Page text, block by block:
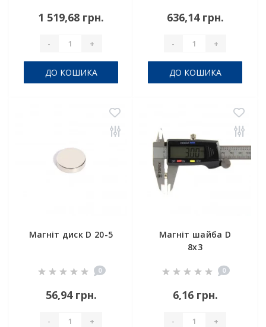
1 519,68 грн.
- +
ДО КОШИКА
636,14 грн.
- +
ДО КОШИКА
Магніт диск D 20-5
0
56,94 грн.
- +
Магніт шайба D
8x3
0
6,16 грн.
- +